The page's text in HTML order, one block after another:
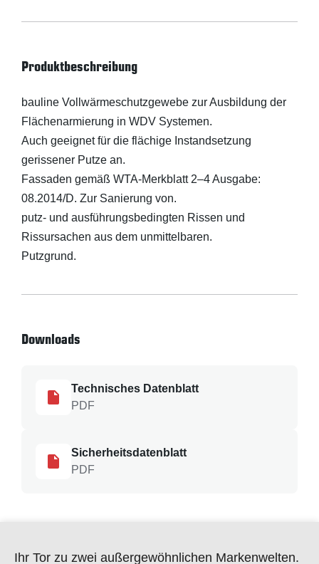
Produktbeschreibung
bauline Vollwärmeschutzgewebe zur Ausbildung der
Flächenarmierung in WDV Systemen.
Auch geeignet für die flächige Instandsetzung
gerissener Putze an.
Fassaden gemäß WTA-Merkblatt 2–4 Ausgabe:
08.2014/D. Zur Sanierung von.
putz- und ausführungsbedingten Rissen und
Rissursachen aus dem unmittelbaren.
Putzgrund.
Downloads
Technisches Datenblatt
PDF
Sicherheitsdatenblatt
PDF
Ihr Tor zu zwei außergewöhnlichen Markenwelten.